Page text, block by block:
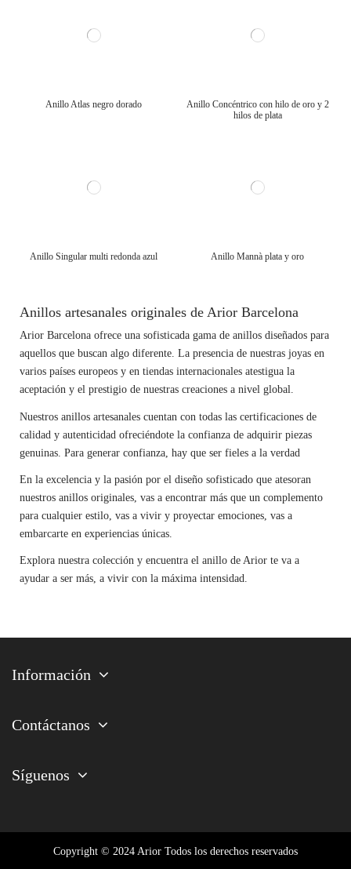
Anillo Atlas negro dorado
Anillo Concéntrico con hilo de oro y 2
hilos de plata
Anillo Singular multi redonda azul Anillo Mannà plata y oro
Anillos artesanales originales de Arior Barcelona
Arior Barcelona ofrece una sofisticada gama de anillos diseñados para
aquellos que buscan algo diferente. La presencia de nuestras joyas en
varios países europeos y en tiendas internacionales atestigua la
aceptación y el prestigio de nuestras creaciones a nivel global.
Nuestros anillos artesanales cuentan con todas las certificaciones de
calidad y autenticidad ofreciéndote la confianza de adquirir piezas
genuinas. Para generar confianza, hay que ser fieles a la verdad
En la excelencia y la pasión por el diseño sofisticado que atesoran
nuestros anillos originales, vas a encontrar más que un complemento
para cualquier estilo, vas a vivir y proyectar emociones, vas a
embarcarte en experiencias únicas.
Explora nuestra colección y encuentra el anillo de Arior te va a
ayudar a ser más, a vivir con la máxima intensidad.
Información
Contáctanos
Síguenos
Copyright © 2024 Arior Todos los derechos reservados